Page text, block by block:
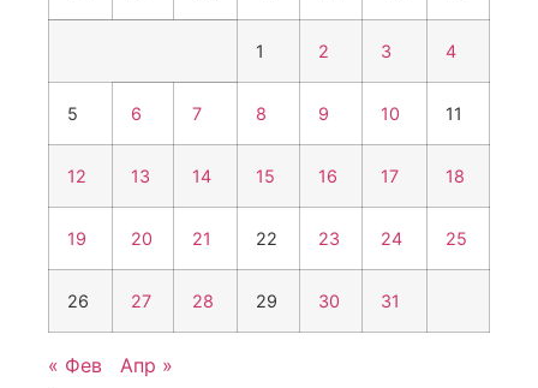
1 2 3 4
5 6 7 8 9 10 11
12 13 14 15 16 17 18
19 20 21 22 23 24 25
26 27 28 29 30 31
« Фев Апр »